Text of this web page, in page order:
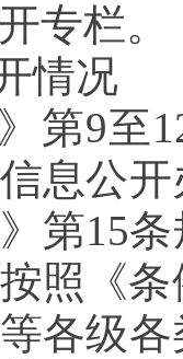
专栏。
情况
第9至
息公
第15
照《
各级